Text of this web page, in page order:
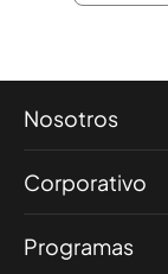
Nosotros
Corporativo
Programas